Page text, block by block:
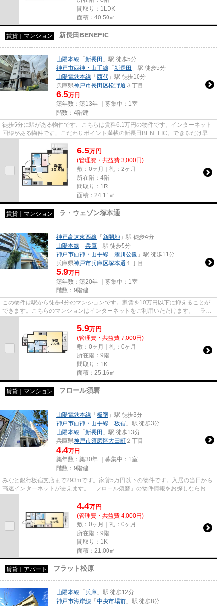
間取り：1LDK
面積：40.50㎡
賃貸｜マンション 新長田BENEFIC
山陽本線 「 新長田 」駅 徒歩5分
神戸市西神・山手線 「 新長田 」駅 徒歩5分
山陽電鉄本線 「 西代 」駅 徒歩10分
兵庫県神戸市長田区松野通 ３丁目
6.5万円
築年数：築13年 ｜募集中： 1室
階数：4階建
徒歩5分に駅がある物件です。こちらは賃料6.1万円の物件です。インターネット
回線がある物件です。こだわりポイント満載の新長田BENEFIC。できるだけ早め
6.5万円
(管理費・共益費 3,000円)
敷：0ヶ月｜礼：2ヶ月
所在階：4階
間取り：1R
面積：24.11㎡
賃貸｜マンション ラ・ウェゾン塚本通
神戸高速東西線 「 新開地 」駅 徒歩4分
山陽本線 「 兵庫 」駅 徒歩5分
神戸市西神・山手線 「 湊川公園 」駅 徒歩11分
兵庫県神戸市兵庫区塚本通 １丁目
5.9万円
築年数：築20年 ｜募集中： 1室
階数：9階建
この物件は駅から徒歩4分のマンションです。家賃を10万円以下に抑えることが
できます。こちらのマンションはインターネットをご利用いただけます。「ラ・
5.9万円
(管理費・共益費 7,000円)
敷：0ヶ月｜礼：0ヶ月
所在階：9階
間取り：1K
面積：25.16㎡
賃貸｜マンション フロール須磨
山陽電鉄本線 「 板宿 」駅 徒歩3分
神戸市西神・山手線 「 板宿 」駅 徒歩3分
山陽本線 「 新長田 」駅 徒歩13分
兵庫県神戸市須磨区大田町 ２丁目
4.4万円
築年数：築30年 ｜募集中： 1室
階数：9階建
みなと銀行板宿支店まで293mです。家賃5万円以下の物件です。入居の当日から
高速インターネットが使えます。「フロール須磨」の物件情報をお探しならお気
4.4万円
(管理費・共益費 4,000円)
敷：0ヶ月｜礼：0ヶ月
所在階：9階
間取り：1K
面積：21.00㎡
賃貸｜アパート フラット松原
山陽本線 「 兵庫 」駅 徒歩12分
神戸市海岸線 「 中央市場前 」駅 徒歩8分